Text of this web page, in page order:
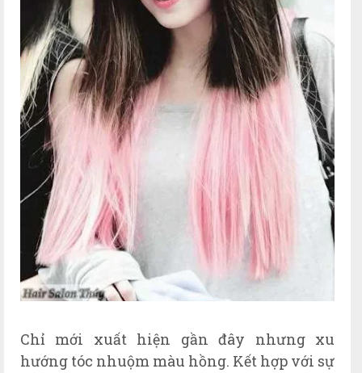
Chỉ mới xuất hiện gần đây nhưng xu
hướng tóc nhuộm màu hồng. Kết hợp với sự